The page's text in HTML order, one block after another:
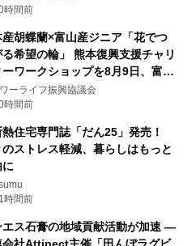
時間前
産胡蝶蘭×富山産ジニア「花でつ
希望の輪」 熊本復興支援チャリ
ーワークショップを8月9日、富
射水で開催
ーライフ振興協議会
時間前
住宅専門誌「だん25」発売！
のストレス軽減、暮らしはもっと
に
時間前
エス石膏の地域貢献活動が加速 ―